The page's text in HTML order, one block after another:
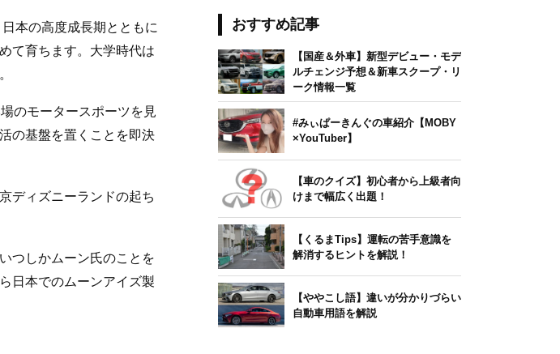
本の高度成長期とともに
て育ちます。大学時代は
のモータースポーツを見
の基盤を置くことを即決
ディズニーランドの起ち
つしかムーン氏のことを
日本でのムーンアイズ製
おすすめ記事
【国産＆外車】新型デビュー・モデ
ルチェンジ予想＆新車スクープ・リ
ーク情報一覧
#みぃぱーきんぐの車紹介【MOBY
×YouTuber】
【車のクイズ】初心者から上級者向
けまで幅広く出題！
【くるまTips】運転の苦手意識を
解消するヒントを解説！
【ややこし語】違いが分かりづらい
自動車用語を解説